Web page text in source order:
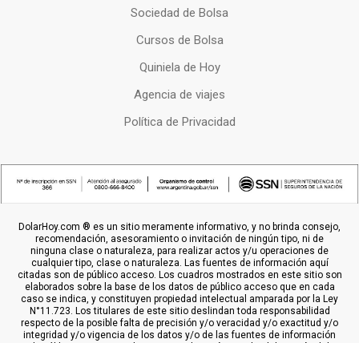
Sociedad de Bolsa
Cursos de Bolsa
Quiniela de Hoy
Agencia de viajes
Política de Privacidad
DolarHoy.com ® es un sitio meramente informativo, y no brinda consejo,
recomendación, asesoramiento o invitación de ningún tipo, ni de
ninguna clase o naturaleza, para realizar actos y/u operaciones de
cualquier tipo, clase o naturaleza. Las fuentes de información aquí
citadas son de público acceso. Los cuadros mostrados en este sitio son
elaborados sobre la base de los datos de público acceso que en cada
caso se indica, y constituyen propiedad intelectual amparada por la Ley
N°11.723. Los titulares de este sitio deslindan toda responsabilidad
respecto de la posible falta de precisión y/o veracidad y/o exactitud y/o
integridad y/o vigencia de los datos y/o de las fuentes de información